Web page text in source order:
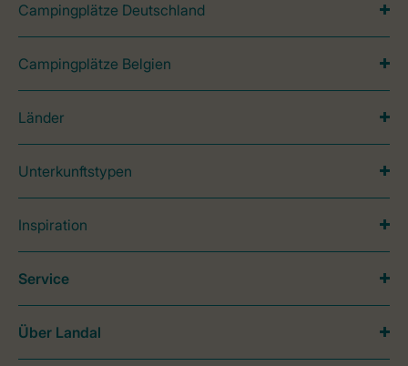
Campingplätze Deutschland
Campingplätze Belgien
Länder
Unterkunftstypen
Inspiration
Service
Über Landal